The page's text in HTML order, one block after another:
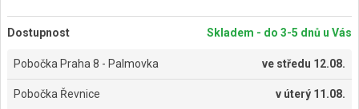
Dostupnost Skladem - do 3-5 dnů u Vás
Pobočka Praha 8 - Palmovka ve středu 12.08.
Pobočka Řevnice v úterý 11.08.